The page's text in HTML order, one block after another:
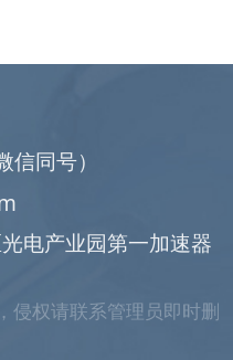
信同号）
电产业园第一加速器
侵权请联系管理员即时删